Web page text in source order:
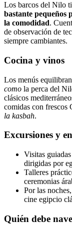
Los barcos del Nilo
bastante pequeños
la comodidad.
de observación de
siempre cambiantes.
Cocina y vinos
Los menús equilibran
como la perca del
clásicos
comidas con frescos
la kasbah.
Excursiones y
Visitas
dirigidas por
Talleres
ceremonias
Por las
cine egipcio
Quién debe